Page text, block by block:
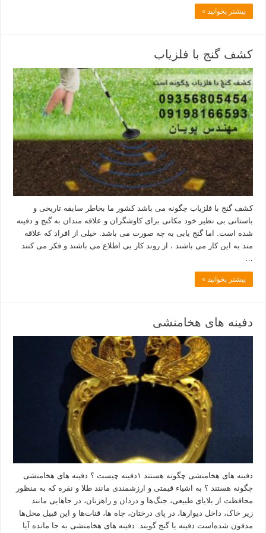
بیشتر بخوانید »
کشف گنج با فلزیاب
کشف گنج با فلزیاب چگونه می باشد کشور ما بخاطر سابقه تاریخی و
باستانی بی نظیر خود مکانی برای کاوشگران و علاقه مندان به گنج و دفینه
شده است. اما گنج یابی به چه صورت می باشد. خیلی از افراد که علاقه
مند به این کار می باشند ، از روند کار بی اطلاع می باشند و فکر می کنند
بیشتر بخوانید »
دفینه های هخامنشی
دفینه های هخامنشی چگونه هستند ۱دفینه چیست ؟ دفینه های هخامنشی
چگونه هستند ؟ به اشیاء قیمتی و ارزشمندی مانند طلا و نقره که به منظور
محافظت از بلایای طبیعی، جنگ‌ها و دزدان و راهزنان، در جاهایی مانند
زیر خاک، داخل دیوارها، در پای درختان، چاه ها، قنات‌ها و این قبیل محل‌ها
مدفون شده‌است دفینه یا گنج گویند. دفینه های هخامنشی به جا مانده آیا